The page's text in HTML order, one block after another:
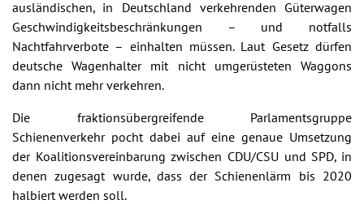
ausländischen, in Deutschland verkehrenden Güterwagen
Geschwindigkeitsbeschränkungen – und notfalls
Nachtfahrverbote – einhalten müssen. Laut Gesetz dürfen
deutsche Wagenhalter mit nicht umgerüsteten Waggons
dann nicht mehr verkehren.
Die fraktionsübergreifende Parlamentsgruppe
Schienenverkehr pocht dabei auf eine genaue Umsetzung
der Koalitionsvereinbarung zwischen CDU/CSU und SPD, in
denen zugesagt wurde, dass der Schienenlärm bis 2020
halbiert werden soll.